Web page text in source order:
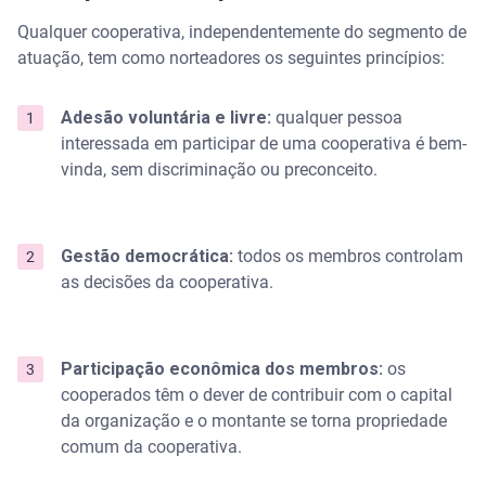
Qualquer cooperativa, independentemente do segmento de
atuação, tem como norteadores os seguintes princípios:
Adesão voluntária e livre: qualquer pessoa
interessada em participar de uma cooperativa é bem-
vinda, sem discriminação ou preconceito.
Gestão democrática: todos os membros controlam
as decisões da cooperativa.
Participação econômica dos membros: os
cooperados têm o dever de contribuir com o capital
da organização e o montante se torna propriedade
comum da cooperativa.